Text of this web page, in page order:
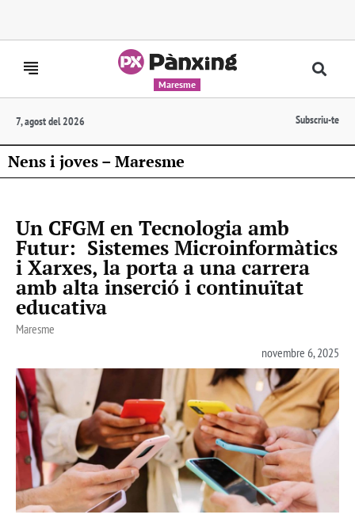
Maresme
7, agost del 2026 Subscriu-te
Nens i joves – Maresme
Un CFGM en Tecnologia amb
Futur: Sistemes Microinformàtics
i Xarxes, la porta a una carrera
amb alta inserció i continuïtat
educativa
Maresme
novembre 6, 2025